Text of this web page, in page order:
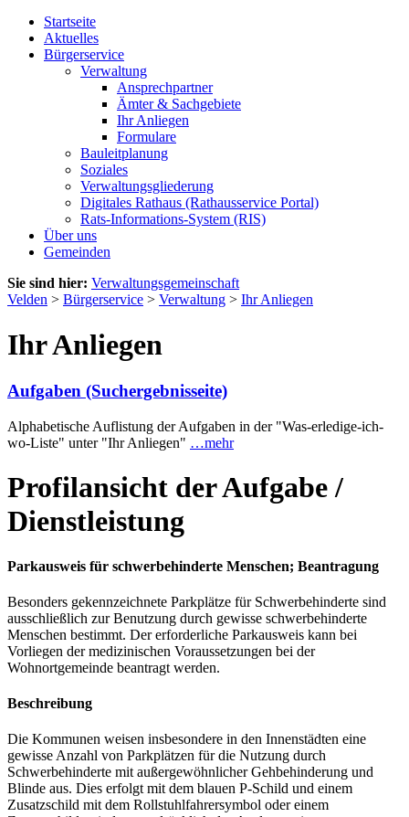
Startseite
Aktuelles
Bürgerservice
Verwaltung
Ansprechpartner
Ämter & Sachgebiete
Ihr Anliegen
Formulare
Bauleitplanung
Soziales
Verwaltungsgliederung
Digitales Rathaus (Rathausservice Portal)
Rats-Informations-System (RIS)
Über uns
Gemeinden
Sie sind hier: Verwaltungsgemeinschaft
Velden > Bürgerservice > Verwaltung > Ihr Anliegen
Ihr Anliegen
Aufgaben (Suchergebnisseite)
Alphabetische Auflistung der Aufgaben in der "Was-erledige-ich-
wo-Liste" unter "Ihr Anliegen" …mehr
Profilansicht der Aufgabe /
Dienstleistung
Parkausweis für schwerbehinderte Menschen; Beantragung
Besonders gekennzeichnete Parkplätze für Schwerbehinderte sind
ausschließlich zur Benutzung durch gewisse schwerbehinderte
Menschen bestimmt. Der erforderliche Parkausweis kann bei
Vorliegen der medizinischen Voraussetzungen bei der
Wohnortgemeinde beantragt werden.
Beschreibung
Die Kommunen weisen insbesondere in den Innenstädten eine
gewisse Anzahl von Parkplätzen für die Nutzung durch
Schwerbehinderte mit außergewöhnlicher Gehbehinderung und
Blinde aus. Dies erfolgt mit dem blauen P-Schild und einem
Zusatzschild mit dem Rollstuhlfahrersymbol oder einem